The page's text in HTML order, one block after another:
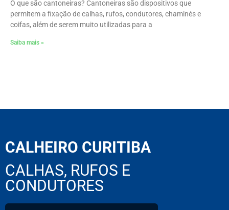
O que são cantoneiras? Cantoneiras são dispositivos que
permitem a fixação de calhas, rufos, condutores, chaminés e
coifas, além de serem muito utilizadas para a
Saiba mais »
CALHEIRO CURITIBA
CALHAS, RUFOS E
CONDUTORES